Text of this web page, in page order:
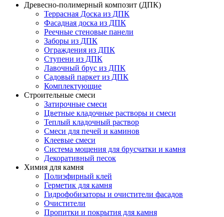
Древесно-полимерный композит (ДПК)
Террасная Доска из ДПК
Фасадная доска из ДПК
Реечные стеновые панели
Заборы из ДПК
Ограждения из ДПК
Ступени из ДПК
Лавочный брус из ДПК
Садовый паркет из ДПК
Комплектующие
Строительные смеси
Затирочные смеси
Цветные кладочные растворы и смеси
Теплый кладочный раствор
Смеси для печей и каминов
Клеевые смеси
Система мощения для брусчатки и камня
Декоративный песок
Химия для камня
Полиэфирный клей
Герметик для камня
Гидрофобизаторы и очистители фасадов
Очистители
Пропитки и покрытия для камня